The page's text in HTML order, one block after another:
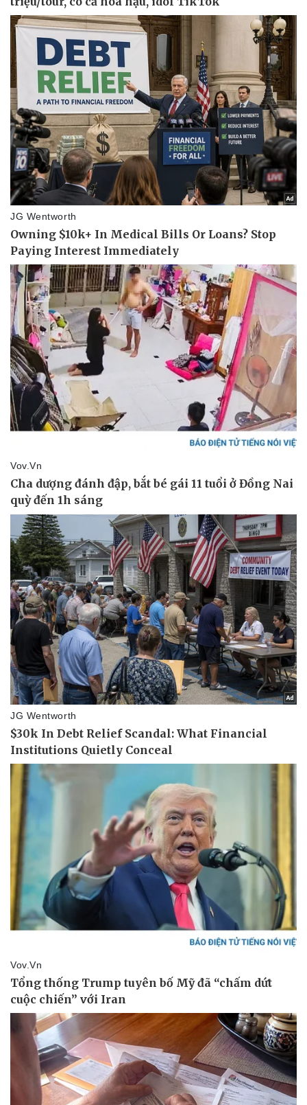
Doanh nghiệp
Thông tin doanh nghiệp
Doanh nghiệp 24h
Doanh nhân
Vì cộng đồng
Công nghệ
Sành điệu
Tin Công nghệ
Trải nghiệm
Sức khỏe
Dinh dưỡng - món ngon
Cây thuốc
Sản phụ khoa
Nhi khoa
Nam khoa
Phòng mạch online
Ăn sạch sống khỏe
Đời sống
Nhà đẹp
Blog
Tình yêu - Gia đình